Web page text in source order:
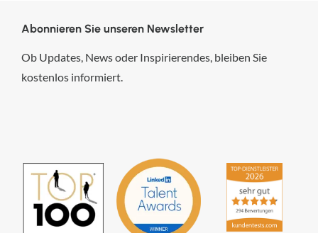
Ob Updates, News oder Inspirierendes, bleiben Sie